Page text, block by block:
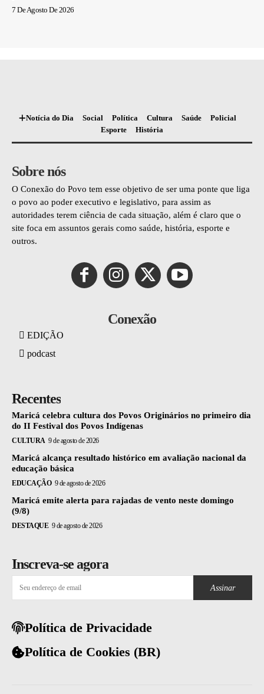
7 De Agosto De 2026
Notícia do Dia Social Política Cultura Saúde
Policial
Esporte
História
Sobre nós
O Conexão do Povo tem esse objetivo de ser uma ponte que liga
o povo ao poder executivo e legislativo, para assim as
autoridades terem ciência de cada situação, além é claro que o
site foca em assuntos gerais como saúde, história, esporte e
outros.
Conexão
EDIÇÃO
podcast
Recentes
Maricá celebra cultura dos Povos Originários no primeiro dia
do II Festival dos Povos Indígenas
CULTURA 9 de agosto de 2026
Maricá alcança resultado histórico em avaliação nacional da
educação básica
EDUCAÇÃO 9 de agosto de 2026
Maricá emite alerta para rajadas de vento neste domingo
(9/8)
DESTAQUE 9 de agosto de 2026
Inscreva-se agora
Assinar
Política de Privacidade
Política de Cookies (BR)